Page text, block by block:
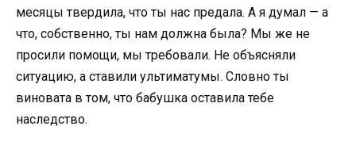
месяцы твердила, что ты нас предала. А я думал — а
что, собственно, ты нам должна была? Мы же не
просили помощи, мы требовали. Не объясняли
ситуацию, а ставили ультиматумы. Словно ты
виновата в том, что бабушка оставила тебе
наследство.